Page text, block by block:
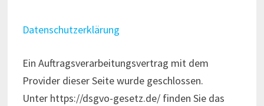
Datenschutzerklärung
Ein Auftragsverarbeitungsvertrag mit dem
Provider dieser Seite wurde geschlossen.
Unter https://dsgvo-gesetz.de/ finden Sie das